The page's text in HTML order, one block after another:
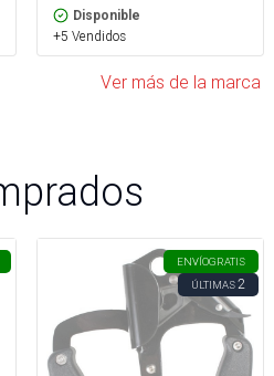
Disponible
+5 Vendidos
Ver más de la marca
ENVÍOGRATIS
ÚLTIMAS2